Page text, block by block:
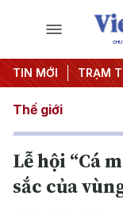
TIN MỚI TRẠM
nghị Trung ương
Thế giới
Lễ hội “Cá
sắc của